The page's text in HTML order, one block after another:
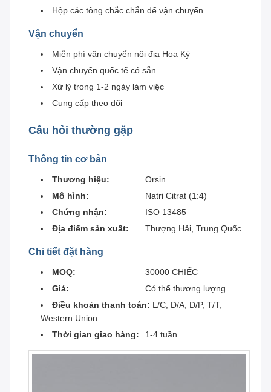
Hộp các tông chắc chắn để vận chuyển
Vận chuyển
Miễn phí vận chuyển nội địa Hoa Kỳ
Vận chuyển quốc tế có sẵn
Xử lý trong 1-2 ngày làm việc
Cung cấp theo dõi
Câu hỏi thường gặp
Thông tin cơ bản
Thương hiệu:
Orsin
Mô hình:
Natri Citrat (1:4)
Chứng nhận:
ISO 13485
Địa điểm sản xuất:
Thượng Hải, Trung Quốc
Chi tiết đặt hàng
MOQ:
30000 CHIẾC
Giá:
Có thể thương lượng
Điều khoản thanh toán: L/C, D/A, D/P, T/T,
Western Union
Thời gian giao hàng:
1-4 tuần